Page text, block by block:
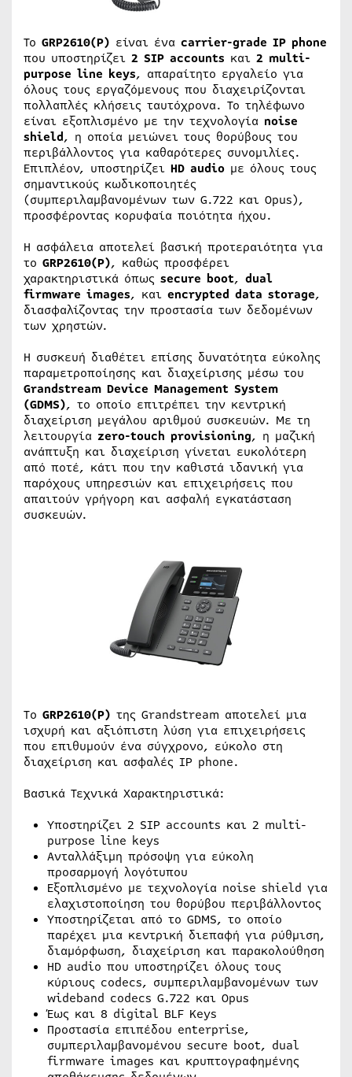
Το GRP2610(P) είναι ένα carrier-grade IP phone
που υποστηρίζει 2 SIP accounts και 2 multi-
purpose line keys, απαραίτητο εργαλείο για
όλους τους εργαζόμενους που διαχειρίζονται
πολλαπλές κλήσεις ταυτόχρονα. Το τηλέφωνο
είναι εξοπλισμένο με την τεχνολογία noise
shield, η οποία μειώνει τους θορύβους του
περιβάλλοντος για καθαρότερες συνομιλίες.
Επιπλέον, υποστηρίζει HD audio με όλους τους
σημαντικούς κωδικοποιητές
(συμπεριλαμβανομένων των G.722 και Opus),
προσφέροντας κορυφαία ποιότητα ήχου.
Η ασφάλεια αποτελεί βασική προτεραιότητα για
το GRP2610(P), καθώς προσφέρει
χαρακτηριστικά όπως secure boot, dual
firmware images, και encrypted data storage,
διασφαλίζοντας την προστασία των δεδομένων
των χρηστών.
Η συσκευή διαθέτει επίσης δυνατότητα εύκολης
παραμετροποίησης και διαχείρισης μέσω του
Grandstream Device Management System
(GDMS), το οποίο επιτρέπει την κεντρική
διαχείριση μεγάλου αριθμού συσκευών. Με τη
λειτουργία zero-touch provisioning, η μαζική
ανάπτυξη και διαχείριση γίνεται ευκολότερη
από ποτέ, κάτι που την καθιστά ιδανική για
παρόχους υπηρεσιών και επιχειρήσεις που
απαιτούν γρήγορη και ασφαλή εγκατάσταση
συσκευών.
Tο GRP2610(P) της Grandstream αποτελεί μια
ισχυρή και αξιόπιστη λύση για επιχειρήσεις
που επιθυμούν ένα σύγχρονο, εύκολο στη
διαχείριση και ασφαλές IP phone.
Βασικά Τεχνικά Χαρακτηριστικά:
Υποστηρίζει 2 SIP accounts και 2 multi-
purpose line keys
Ανταλλάξιμη πρόσοψη για εύκολη
προσαρμογή λογότυπου
Εξοπλισμένο με τεχνολογία noise shield για
ελαχιστοποίηση του θορύβου περιβάλλοντος
Υποστηρίζεται από το GDMS, το οποίο
παρέχει μια κεντρική διεπαφή για ρύθμιση,
διαμόρφωση, διαχείριση και παρακολούθηση
HD audio που υποστηρίζει όλους τους
κύριους codecs, συμπεριλαμβανομένων των
wideband codecs G.722 και Opus
Έως και 8 digital BLF Keys
Προστασία επιπέδου enterprise,
συμπεριλαμβανομένου secure boot, dual
firmware images και κρυπτογραφημένης